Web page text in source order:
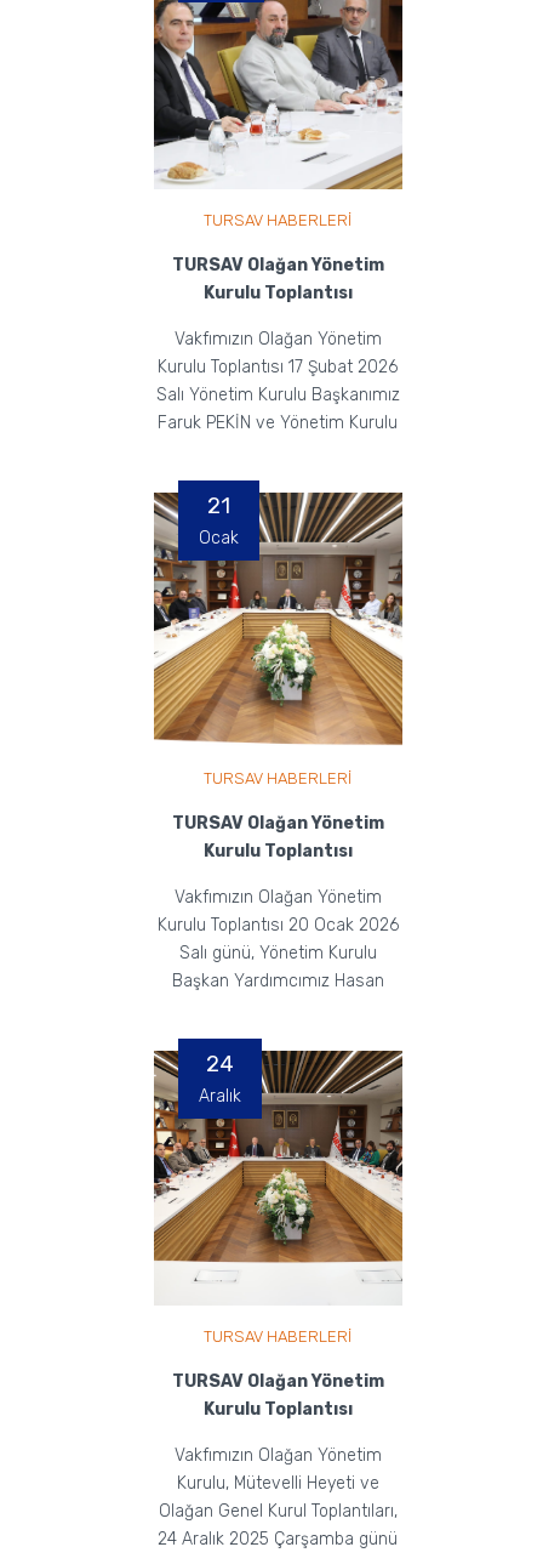
TURSAV HABERLERİ
TURSAV Olağan Yönetim
Kurulu Toplantısı
Vakfımızın Olağan Yönetim
Kurulu Toplantısı 17 Şubat 2026
Salı Yönetim Kurulu Başkanımız
Faruk PEKİN ve Yönetim Kurulu
TURSAV HABERLERİ
TURSAV Olağan Yönetim
Kurulu Toplantısı
Vakfımızın Olağan Yönetim
Kurulu Toplantısı 20 Ocak 2026
Salı günü, Yönetim Kurulu
Başkan Yardımcımız Hasan
21
Ocak
TURSAV HABERLERİ
TURSAV Olağan Yönetim
Kurulu Toplantısı
Vakfımızın Olağan Yönetim
Kurulu, Mütevelli Heyeti ve
Olağan Genel Kurul Toplantıları,
24 Aralık 2025 Çarşamba günü
24
Aralık